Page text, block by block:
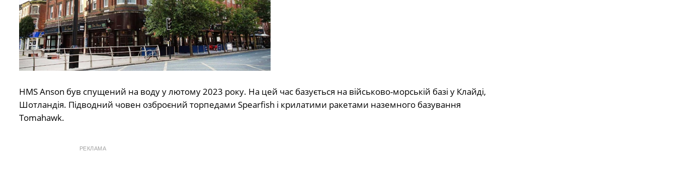
HMS Anson був спущений на воду у лютому 2023 року. На цей час базується на військово-морській базі у Клайді,
Шотландія. Підводний човен озброєний торпедами Spearfish і крилатими ракетами наземного базування
Tomahawk.
РЕКЛАМА